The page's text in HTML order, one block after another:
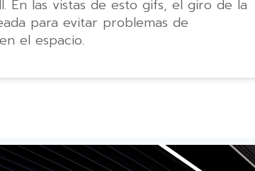
En las vistas de esto gifs, el giro de la
para evitar problemas de
el espacio.